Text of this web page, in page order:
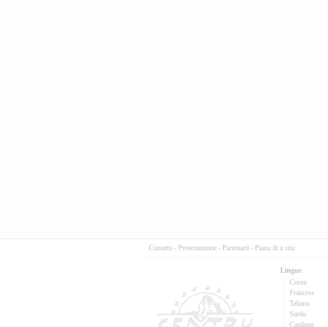
Cuntattu - Presentazione - Partenarii - Pianu di u situ
Lingue
Corsu
Francese
Talianu
Sardu
Catalanu